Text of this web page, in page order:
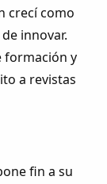
crecí como
innovar.
formación y
a revistas
fin a su